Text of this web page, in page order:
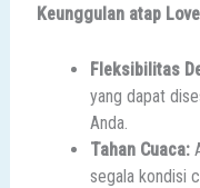
Keunggulan atap
Fleksibilitas
yang dapat
Anda.
Tahan Cuaca:
segala kondisi